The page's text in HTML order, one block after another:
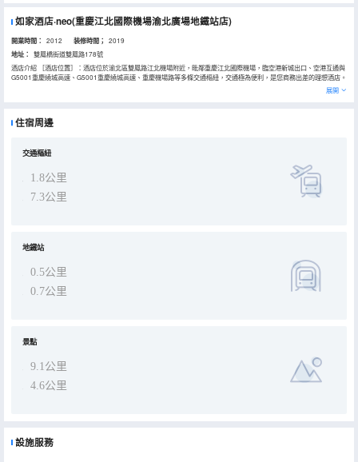
如家酒店·neo(重慶江北國際機場渝北廣場地鐵站店)
開業時間： 2012 装修時間； 2019
地址：
雙鳳橋街道雙鳳路178號
酒店介紹 ［酒店位置］：酒店位於渝北區雙鳳路江北機場附近，毗鄰重慶江北國際機場，臨空港新城出口、空港互通與
G5001重慶繞城高速、G5001重慶繞城高速、重慶機場路等多條交通樞紐，交通極為便利，是您商務出差的理想酒店。
［酒店風格介紹］：清新淡雅的現代設計詮釋經典品牌。如同樹木的年輪，周而復始，不斷循環，成長的每一段經歷 ，
都是一圈年輪 ，都記載着一段故事，品牌亦是如此 ，在時間的軌跡中不斷探索前行。此次如家酒店的設計靈感正是來源
園博園、會展中心等，距離重慶江北國際機場、重慶市中心、重慶北站、重慶西站交通便利。 ［商務休閒］：酒店提供
磁器口、洪崖洞等名勝古蹟可直達。 ［美食購物］：酒店近沃爾瑪購物中心、重百超市、金港國際購物中心、觀音橋步
行街、奧特萊斯、愛琴海等；曹瘋子老火鍋、鐵哥們肥腸魚、渝北椒香雞、紅一浪串串等 ［酒店亮點］：酒店有自助洗
衣、酒店自助早餐、酒店有接送機服務,提前2小時到機場，接機時間：中午12:00-03:00致電前台；送機時間：4:30
5:30 6:30 7:00 8:00 共計五班，如需送機入住時在前台登記。 如家酒店是您商務洽談、度假休閒的至佳選擇！是會務
及商旅人士出行的理想酒店，讓您的旅行、商務、生活一步到位，享受從容
展開
住宿周邊
交通樞紐
1.8公里
7.3公里
地鐵站
0.5公里
0.7公里
景點
9.1公里
4.6公里
設施服務